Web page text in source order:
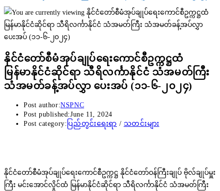
နိုင်ငံတော်စီမံအုပ်ချုပ်ရေးကောင်စီဥက္ကဋ္ဌထံ
မြန်မာနိုင်ငံဆိုင်ရာ သီရိလင်္ကာနိုင်ငံ သံအမတ်ကြီး
သံအမတ်ခန့်အပ်လွှာ ပေးအပ် (၁၁-၆-၂၀၂၄)
Post author:NSPNC
Post published:June 11, 2024
Post category: ပြည်တွင်းရေးရာ / သတင်းများ
နိုင်ငံတော်စီမံအုပ်ချုပ်ရေးကောင်စီဥက္ကဋ္ဌ နိုင်ငံတော်ဝန်ကြီးချုပ် ဗိုလ်ချုပ်မှူး
ကြီး မင်းအောင်လှိုင်ထံ မြန်မာနိုင်ငံဆိုင်ရာ သီရိလင်္ကာနိုင်ငံ သံအမတ်ကြီး